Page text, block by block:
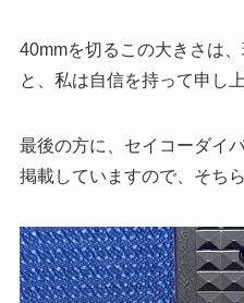
40mmを切るこの大きさは
と、私は自信を持って申し上
最後の方に、セイコーダイ
掲載していますので、そち